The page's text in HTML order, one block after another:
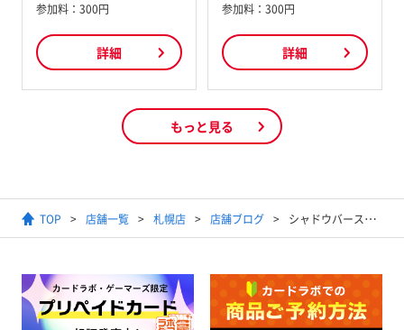
参加料： 300円
詳細
参加料： 300円
詳細
もっと見る
TOP 店舗一覧 札幌店 店舗ブログ シャドウバースエボルヴ買取リスト 7/11更新